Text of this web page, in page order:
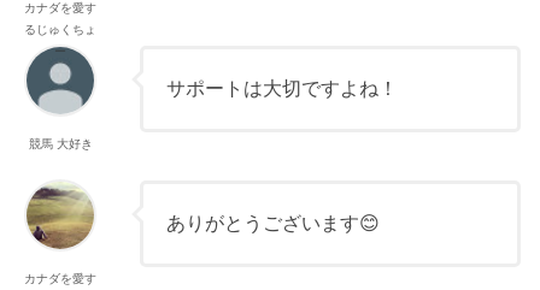
カナダを愛す
るじゅくちょ
ー
競馬 大好き
サポートは大切ですよね！
カナダを愛す
ありがとうございます😊